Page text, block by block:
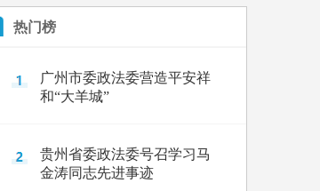
热门榜
广州市委政法委营造平安祥
和“大羊城”
贵州省委政法委号召学习马
金涛同志先进事迹